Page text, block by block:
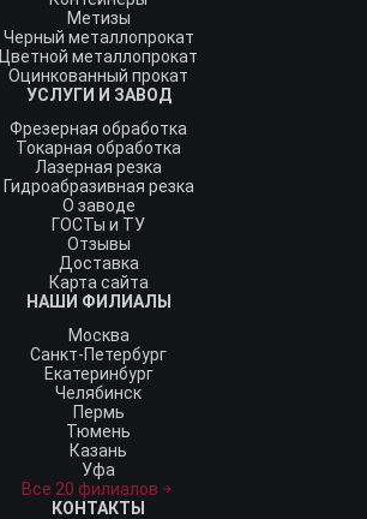
Метизы
Черный металлопрокат
Цветной металлопрокат
Оцинкованный прокат
УСЛУГИ И ЗАВОД
Фрезерная обработка
Токарная обработка
Лазерная резка
Гидроабразивная резка
О заводе
ГОСТы и ТУ
Отзывы
Доставка
Карта сайта
НАШИ ФИЛИАЛЫ
Москва
Санкт-Петербург
Екатеринбург
Челябинск
Пермь
Тюмень
Казань
Уфа
Все 20 филиалов
КОНТАКТЫ